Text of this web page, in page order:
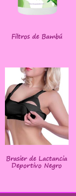
Filtros de Bambú
Brasier de Lactancia
Deportivo Negro